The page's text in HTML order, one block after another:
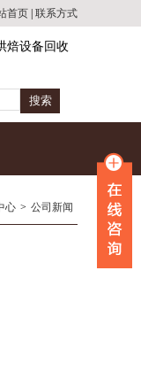
首页 联系方式
焙设备回收
心 > 公司新闻